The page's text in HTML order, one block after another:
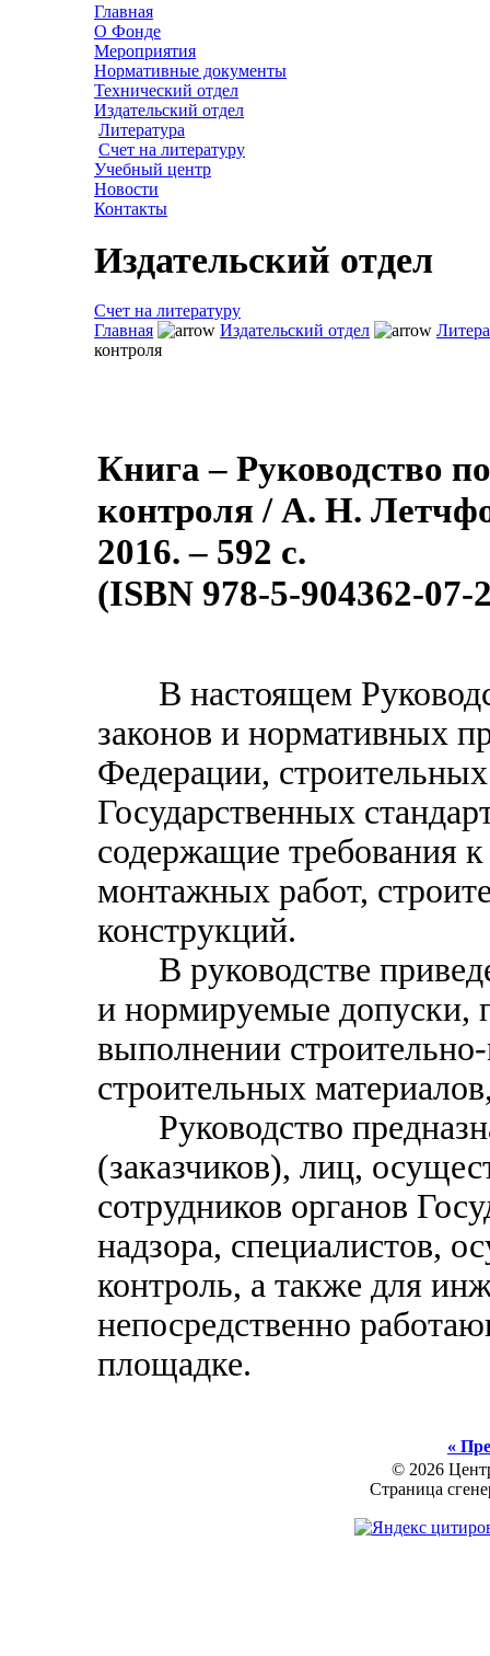
Главная
О Фонде
Мероприятия
Нормативные документы
Технический отдел
Издательский отдел
Литература
Счет на литературу
Учебный центр
Новости
Контакты
Издательский отдел
Счет на литературу
Главная
Издательский отдел
контроля
Книга – Руководство
контроля / А. Н.
2016. – 592 с.
(ISBN 978-5-904362-07-
В настоящем
законов и нормативных
Федерации,
Государственных
содержащие требования
монтажных работ,
конструкций.
В руководстве
и нормируемые
выполнении
строительных
Руководство
(заказчиков), лиц,
сотрудников органов
надзора, специалистов,
контроль, а также для
непосредственно
площадке.
«
© 2026
Страница